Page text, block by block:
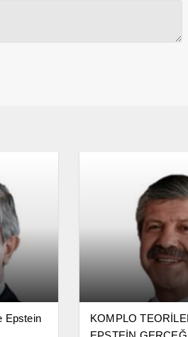
Epstein
KOMPLO